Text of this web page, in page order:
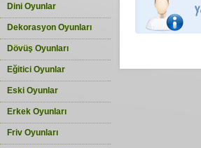
Dini Oyunlar
Dekorasyon Oyunları
Dövüş Oyunları
Eğitici Oyunlar
Eski Oyunlar
Erkek Oyunları
Friv Oyunları